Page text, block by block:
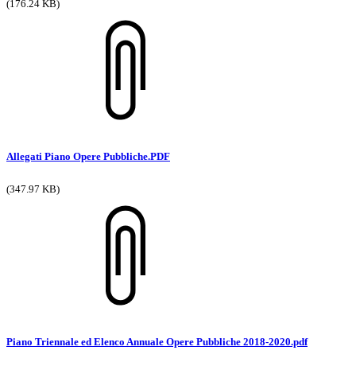
(176.24 KB)
Allegati Piano Opere Pubbliche.PDF
(347.97 KB)
Piano Triennale ed Elenco Annuale Opere Pubbliche 2018-2020.pdf